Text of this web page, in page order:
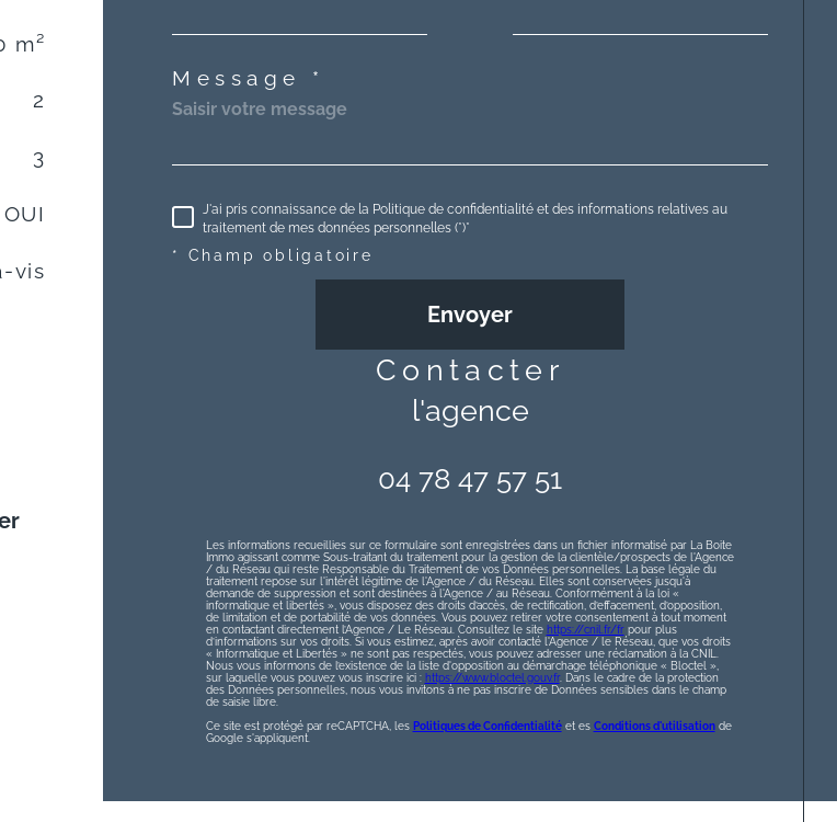
m²
2
3
OUI
vis
Message *
J'ai pris connaissance de la Politique de confidentialité et des informations relatives au
traitement de mes données personnelles (*)*
* Champ obligatoire
Envoyer
contacter
l'agence
04 78 47 57 51
Les informations recueillies sur ce formulaire sont enregistrées dans un fichier informatisé par La Boite
Immo agissant comme Sous-traitant du traitement pour la gestion de la clientèle/prospects de l'Agence
/ du Réseau qui reste Responsable du Traitement de vos Données personnelles. La base légale du
traitement repose sur l'intérêt légitime de l'Agence / du Réseau. Elles sont conservées jusqu'à
demande de suppression et sont destinées à l'Agence / au Réseau. Conformément à la loi «
informatique et libertés », vous disposez des droits d’accès, de rectification, d’effacement, d’opposition,
de limitation et de portabilité de vos données. Vous pouvez retirer votre consentement à tout moment
en contactant directement l’Agence / Le Réseau. Consultez le site https://cnil.fr/frpour plus
d’informations sur vos droits. Si vous estimez, après avoir contacté l'Agence / le Réseau, que vos droits
« Informatique et Libertés » ne sont pas respectés, vous pouvez adresser une réclamation à la CNIL.
Nous vous informons de l’existence de la liste d'opposition au démarchage téléphonique « Bloctel »,
sur laquelle vous pouvez vous inscrire ici : https://www.bloctel.gouv.fr. Dans le cadre de la protection
des Données personnelles, nous vous invitons à ne pas inscrire de Données sensibles dans le champ
de saisie libre.
Ce site est protégé par reCAPTCHA, les Politiques de Confidentialitéet es Conditions d'utilisationde
Google s'appliquent.